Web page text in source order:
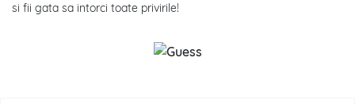
si fii gata sa intorci toate privirile!